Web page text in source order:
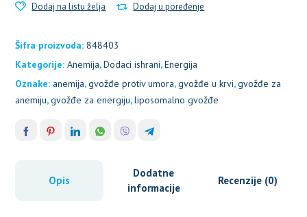
Dodaj na listu želja Dodaj u poređenje
Šifra proizvoda:848403
Kategorije:Anemija,Dodaci ishrani,Energija
Oznake: anemija,gvožđe protiv umora,gvožđe u krvi,gvožđe za
anemiju,gvožđe za energiju,liposomalno gvožđe
Opis
Dodatne
informacije
Recenzije (0)